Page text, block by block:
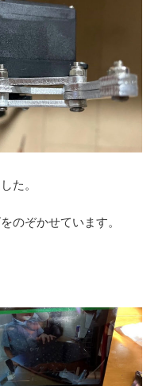
た。
のぞかせています。